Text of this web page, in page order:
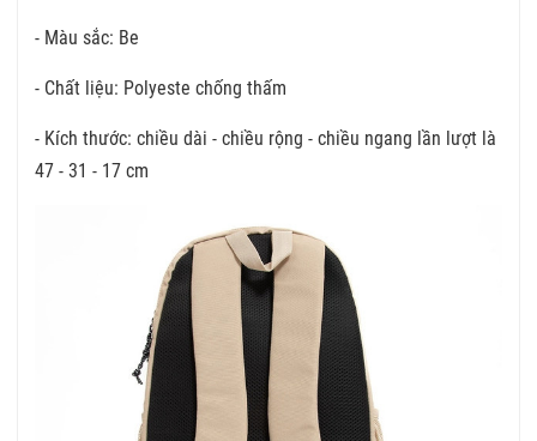
- Màu sắc: Be
- Chất liệu: Polyeste chống thấm
- Kích thước: chiều dài - chiều rộng - chiều ngang lần lượt là
47 - 31 - 17 cm